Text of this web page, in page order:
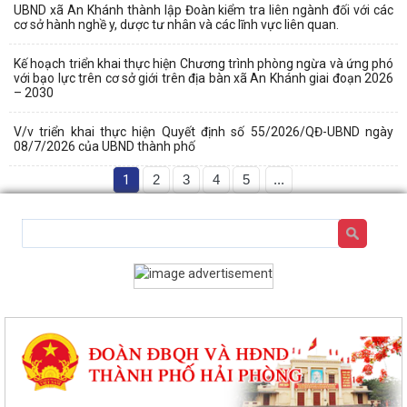
UBND xã An Khánh thành lập Đoàn kiểm tra liên ngành đối với các
cơ sở hành nghề y, dược tư nhân và các lĩnh vực liên quan.
Kế hoạch triển khai thực hiện Chương trình phòng ngừa và ứng phó
với bạo lực trên cơ sở giới trên địa bàn xã An Khánh giai đoạn 2026
– 2030
V/v triển khai thực hiện Quyết định số 55/2026/QĐ-UBND ngày
08/7/2026 của UBND thành phố
1 2 3 4 5 ...